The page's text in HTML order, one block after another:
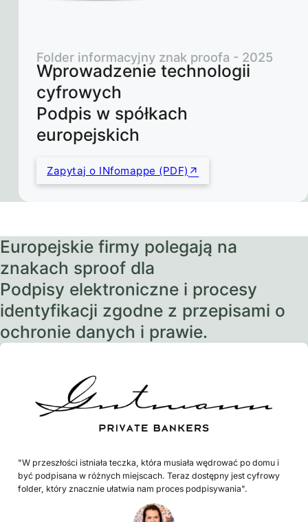
Wprowadzenie technologii
cyfrowych
Podpis w spółkach
europejskich
Folder informacyjny znak proofa - 2025
Zapytaj o INfomappe (PDF)
Europejskie firmy polegają na
znakach sproof dla
Podpisy elektroniczne i procesy
identyfikacji zgodne z przepisami o
ochronie danych i prawie.
"W przeszłości istniała teczka, która musiała wędrować po domu i
być podpisana w różnych miejscach. Teraz dostępny jest cyfrowy
folder, który znacznie ułatwia nam proces podpisywania".